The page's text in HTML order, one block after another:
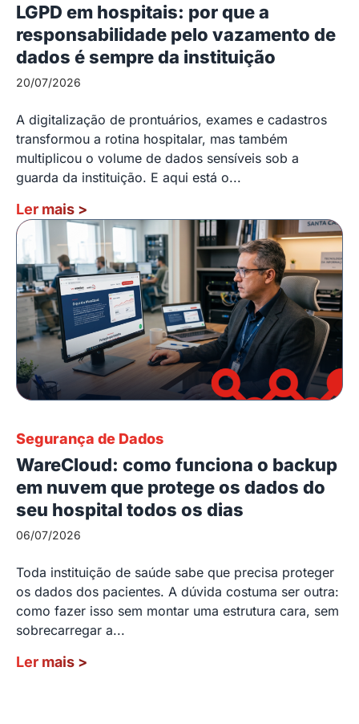
LGPD em hospitais: por que a
responsabilidade pelo vazamento de
dados é sempre da instituição
20/07/2026
A digitalização de prontuários, exames e cadastros
transformou a rotina hospitalar, mas também
multiplicou o volume de dados sensíveis sob a
guarda da instituição. E aqui está o...
Ler mais >
Segurança de Dados
WareCloud: como funciona o backup
em nuvem que protege os dados do
seu hospital todos os dias
06/07/2026
Toda instituição de saúde sabe que precisa proteger
os dados dos pacientes. A dúvida costuma ser outra:
como fazer isso sem montar uma estrutura cara, sem
sobrecarregar a...
Ler mais >